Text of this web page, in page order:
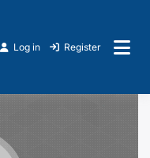
Log in Register